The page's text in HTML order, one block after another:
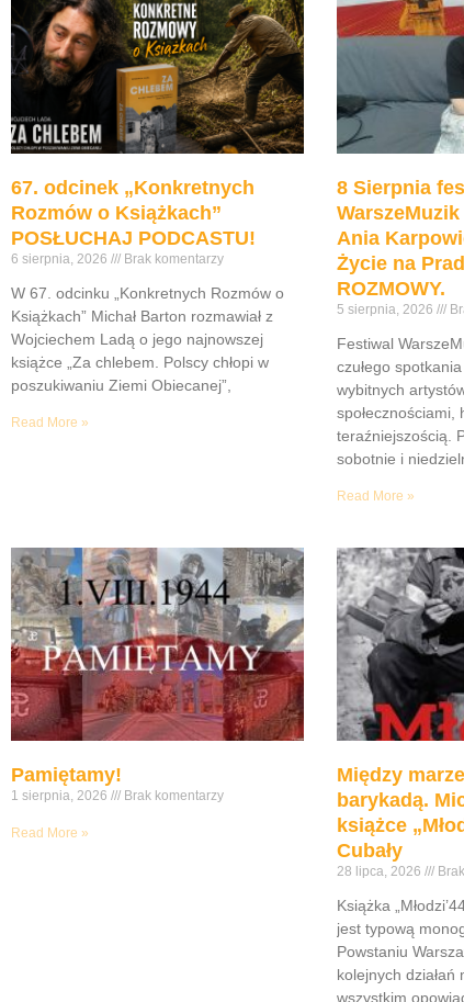
67. odcinek „Konkretnych
Rozmów o Książkach”
POSŁUCHAJ PODCASTU!
6 sierpnia, 2026 Brak komentarzy
W 67. odcinku „Konkretnych Rozmów o
Książkach” Michał Barton rozmawiał z
Wojciechem Ladą o jego najnowszej
książce „Za chlebem. Polscy chłopi w
poszukiwaniu Ziemi Obiecanej”,
Read More »
8 Sierpnia
Ania
Życie na
ROZMOWY.
5 sierpnia, 2026
Festiwal
czułego
wybitnych
społecznościami,
teraźniejszością.
sobotnie i
Read More »
Pamiętamy!
1 sierpnia, 2026 Brak komentarzy
Read More »
Między
barykadą.
książce
Cubały
28 lipca, 2026
Książka
jest typową
Powstaniu
kolejnych działań
wszystkim